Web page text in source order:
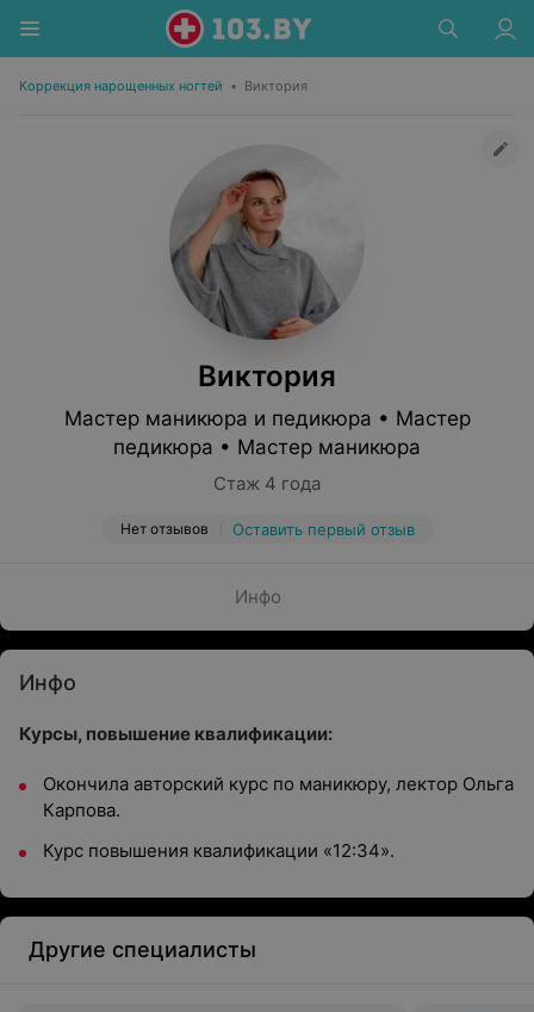
Коррекция нарощенных ногтей • Виктория
Виктория
Мастер маникюра и педикюра • Мастер
педикюра • Мастер маникюра
Стаж 4 года
Нет отзывов Оставить первый отзыв
Инфо
Инфо
Курсы, повышение квалификации:
Окончила авторский курс по маникюру, лектор Ольга
Карпова.
Курс повышения квалификации «12:34».
Другие специалисты